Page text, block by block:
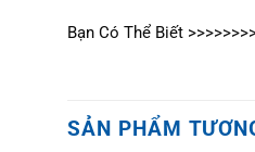
Bạn Có Thể Biết
SẢN PHẨM